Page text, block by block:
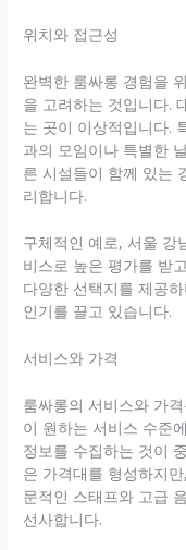
위치와 접근성
완벽한 룸싸롱 경험을
을 고려하는 것입니다.
는 곳이 이상적입니다.
과의 모임이나 특별한
른 시설들이 함께 있는
리합니다.
구체적인 예로, 서울 강
비스로 높은 평가를 받
다양한 선택지를 제공
인기를 끌고 있습니다.
서비스와 가격
룸싸롱의 서비스와 가
이 원하는 서비스 수준
정보를 수집하는 것이
은 가격대를 형성하지
문적인 스태프와 고급
선사합니다.